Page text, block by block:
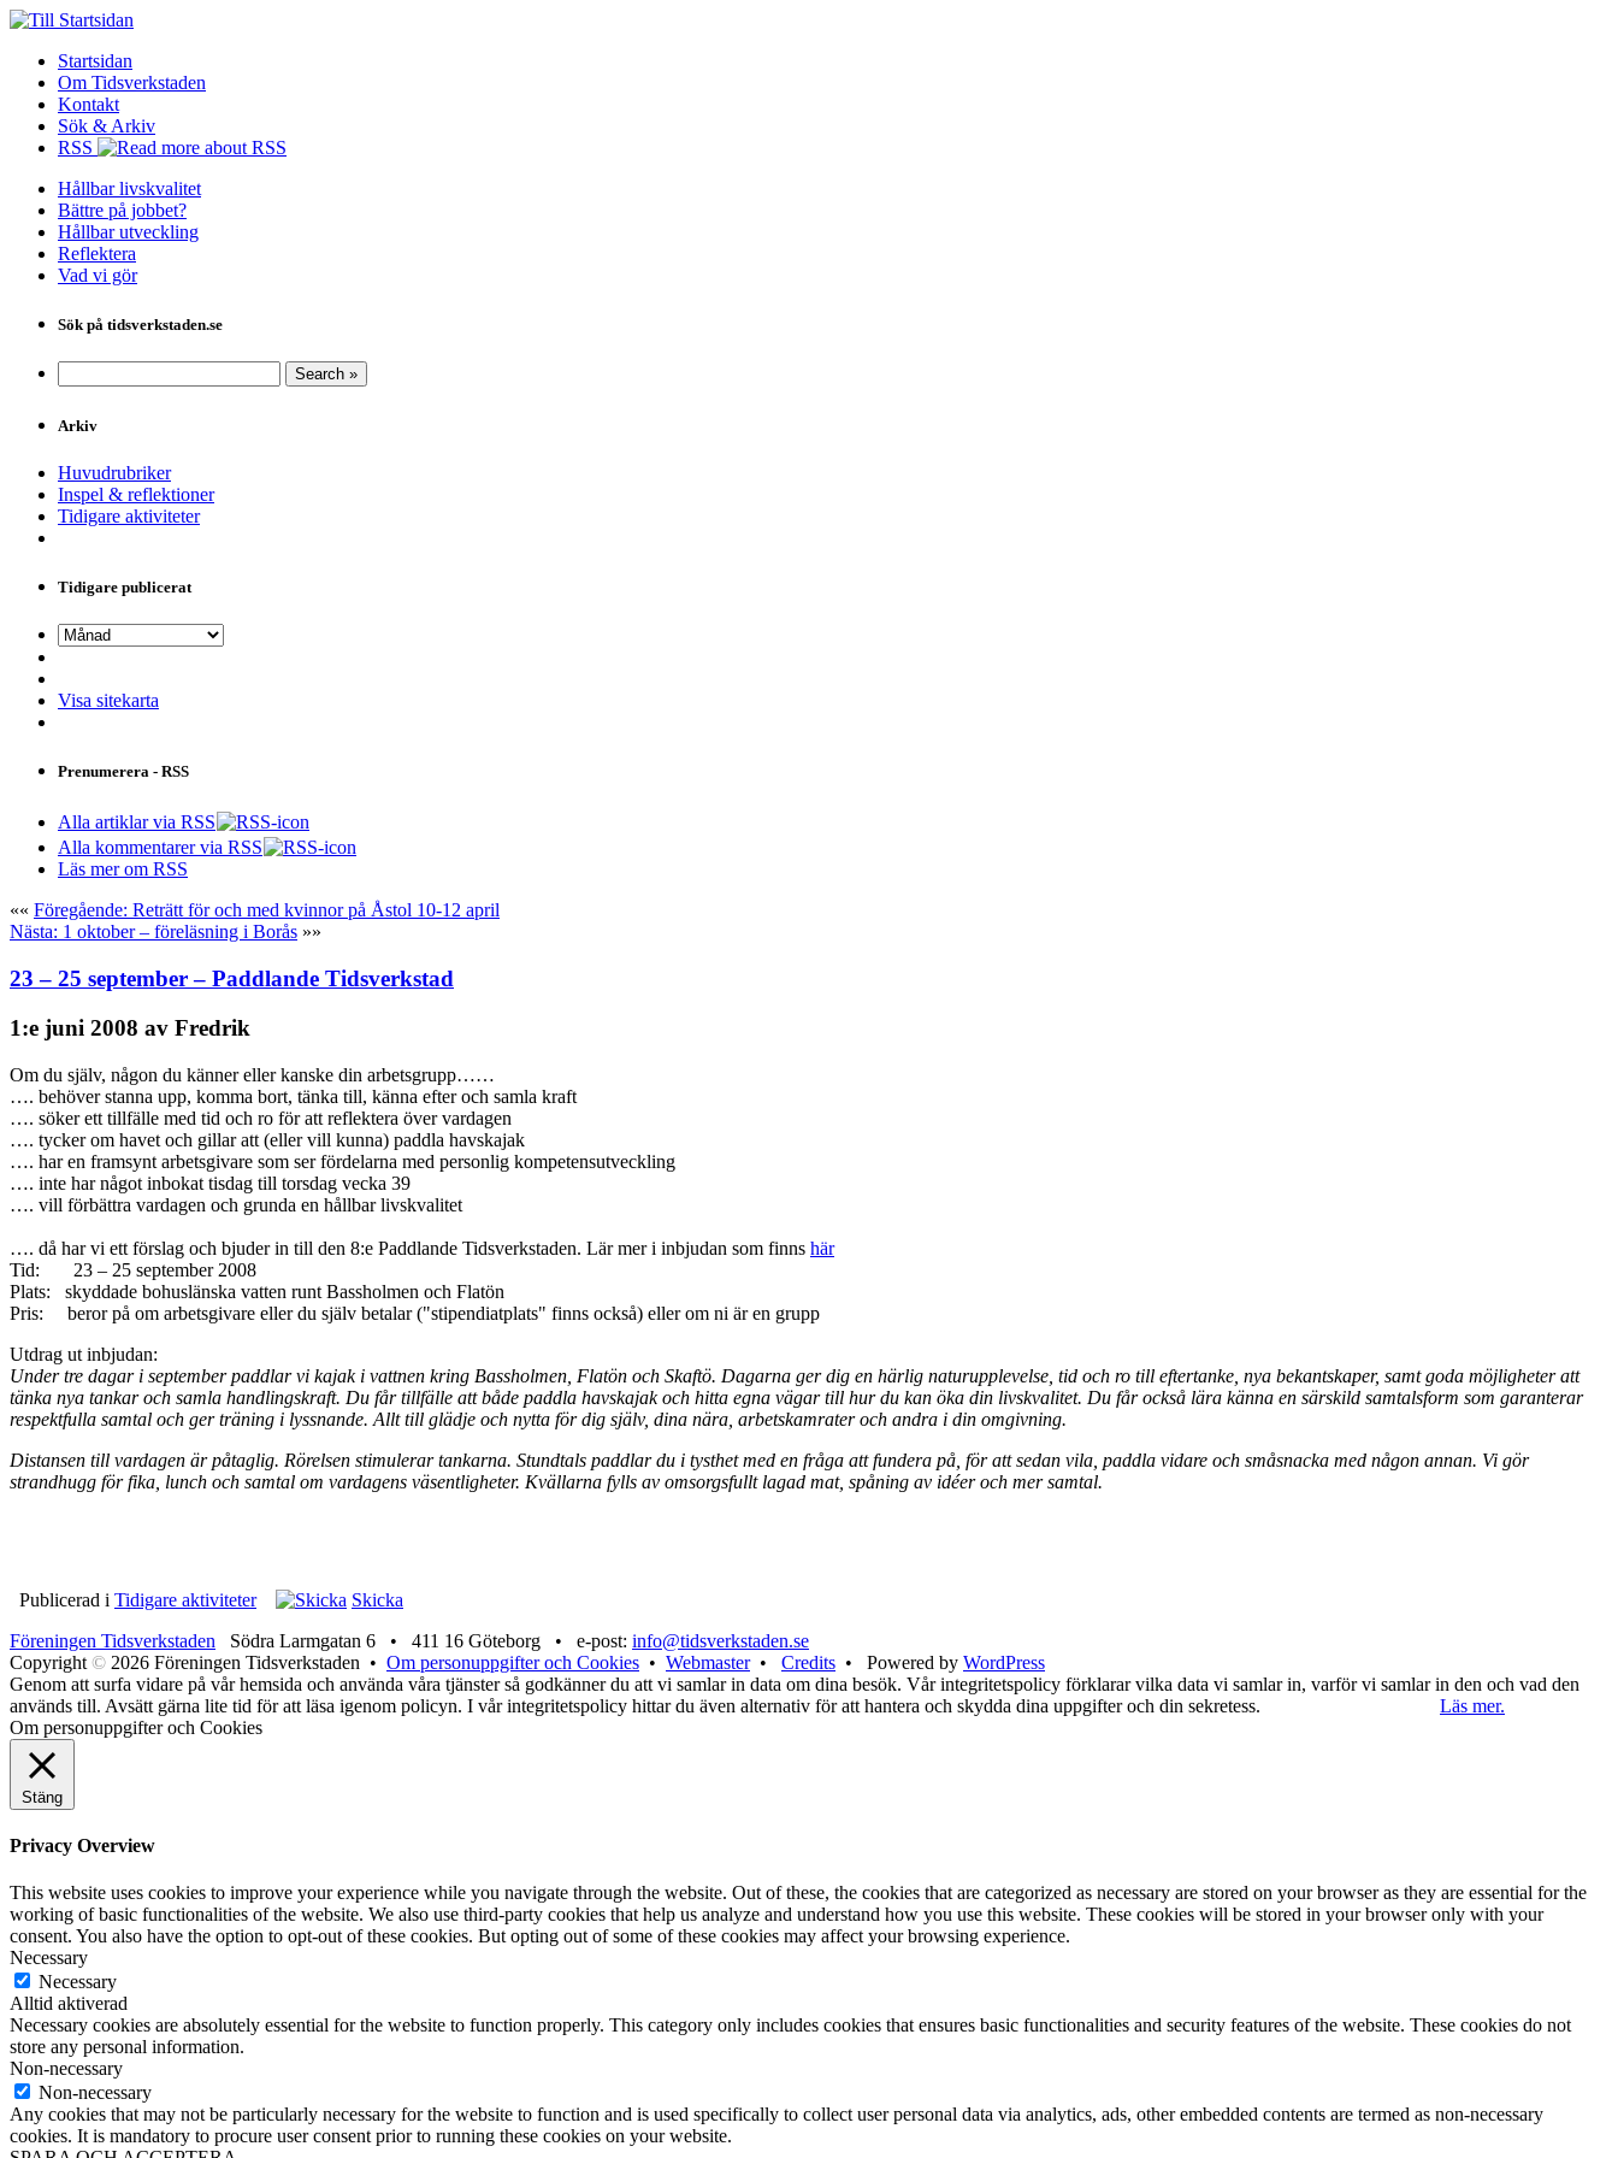
Startsidan
Om Tidsverkstaden
Kontakt
Sök & Arkiv
RSS
Hållbar livskvalitet
Bättre på jobbet?
Hållbar utveckling
Reflektera
Vad vi gör
Sök på tidsverkstaden.se
Arkiv
Huvudrubriker
Inspel & reflektioner
Tidigare aktiviteter
Tidigare publicerat
Visa sitekarta
Prenumerera - RSS
Alla artiklar via RSS
Alla kommentarer via RSS
Läs mer om RSS
«« Föregående: Reträtt för och med kvinnor på Åstol 10-12 april
Nästa: 1 oktober – föreläsning i Borås »»
23 – 25 september – Paddlande Tidsverkstad
1:e juni 2008 av Fredrik
Om du själv, någon du känner eller kanske din arbetsgrupp……
…. behöver stanna upp, komma bort, tänka till, känna efter och samla kraft
…. söker ett tillfälle med tid och ro för att reflektera över vardagen
…. tycker om havet och gillar att (eller vill kunna) paddla havskajak
…. har en framsynt arbetsgivare som ser fördelarna med personlig kompetensutveckling
…. inte har något inbokat tisdag till torsdag vecka 39
…. vill förbättra vardagen och grunda en hållbar livskvalitet
…. då har vi ett förslag och bjuder in till den 8:e Paddlande Tidsverkstaden. Lär mer i inbjudan som finns här
Tid: 23 – 25 september 2008
Plats: skyddade bohuslänska vatten runt Bassholmen och Flatön
Pris: beror på om arbetsgivare eller du själv betalar ("stipendiatplats" finns också) eller om ni är en grupp
Utdrag ut inbjudan:
Under tre dagar i september paddlar vi kajak i vattnen kring Bassholmen, Flatön och Skaftö. Dagarna ger dig en härlig naturupplevelse, tid och ro till eftertanke, nya bekantskaper, samt goda möjligheter att
tänka nya tankar och samla handlingskraft. Du får tillfälle att både paddla havskajak och hitta egna vägar till hur du kan öka din livskvalitet. Du får också lära känna en särskild samtalsform som garanterar
respektfulla samtal och ger träning i lyssnande. Allt till glädje och nytta för dig själv, dina nära, arbetskamrater och andra i din omgivning.
Distansen till vardagen är påtaglig. Rörelsen stimulerar tankarna. Stundtals paddlar du i tysthet med en fråga att fundera på, för att sedan vila, paddla vidare och småsnacka med någon annan. Vi gör
strandhugg för fika, lunch och samtal om vardagens väsentligheter. Kvällarna fylls av omsorgsfullt lagad mat, spåning av idéer och mer samtal.
Publicerad i Tidigare aktiviteter
Skicka
Föreningen Tidsverkstaden Södra Larmgatan 6 • 411 16 Göteborg • e-post: info@tidsverkstaden.se
Copyright © 2026 Föreningen Tidsverkstaden • Om personuppgifter och Cookies • Webmaster• Credits • Powered by WordPress
Genom att surfa vidare på vår hemsida och använda våra tjänster så godkänner du att vi samlar in data om dina besök. Vår integritetspolicy förklarar vilka data vi samlar in, varför vi samlar in den och vad den
används till. Avsätt gärna lite tid för att läsa igenom policyn. I vår integritetspolicy hittar du även alternativ för att hantera och skydda dina uppgifter och din sekretess.
Läs mer.
Om personuppgifter och Cookies
Stäng
Privacy Overview
This website uses cookies to improve your experience while you navigate through the website. Out of these, the cookies that are categorized as necessary are stored on your browser as they are essential for the
working of basic functionalities of the website. We also use third-party cookies that help us analyze and understand how you use this website. These cookies will be stored in your browser only with your
consent. You also have the option to opt-out of these cookies. But opting out of some of these cookies may affect your browsing experience.
Necessary
Necessary
Alltid aktiverad
Necessary cookies are absolutely essential for the website to function properly. This category only includes cookies that ensures basic functionalities and security features of the website. These cookies do not
store any personal information.
Non-necessary
Non-necessary
Any cookies that may not be particularly necessary for the website to function and is used specifically to collect user personal data via analytics, ads, other embedded contents are termed as non-necessary
cookies. It is mandatory to procure user consent prior to running these cookies on your website.